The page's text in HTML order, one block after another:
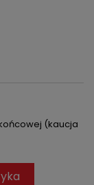
(kaucja